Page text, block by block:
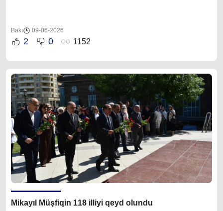
Bakı 09-06-2026
2 0 1152
Mikayıl Müşfiqin 118 illiyi qeyd olundu